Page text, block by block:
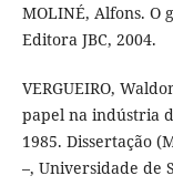
MOLINÉ, Alfons. O
Editora JBC, 2004.
VERGUEIRO,
papel na indústria
1985. Dissertação
–, Universidade de